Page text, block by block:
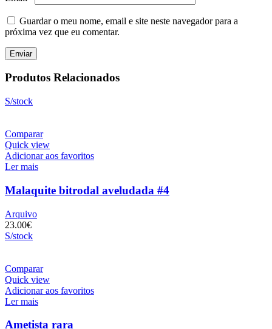
Guardar o meu nome, email e site neste navegador para a
próxima vez que eu comentar.
Produtos Relacionados
S/stock
Comparar
Quick view
Adicionar aos favoritos
Ler mais
Malaquite bitrodal aveludada #4
Arquivo
23.00€
S/stock
Comparar
Quick view
Adicionar aos favoritos
Ler mais
Ametista rara